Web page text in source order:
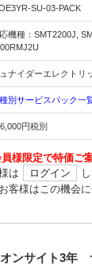
SU-03-PACK
機種：SMT2200J,
ナイダーエレクトリ
別サービスパック一
円税別
様限定で特価ご
は
ログイン
客様はこの機会
ンサイト3年